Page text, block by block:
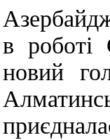
в
новий